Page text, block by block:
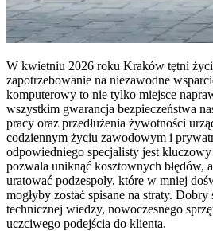
W kwietniu 2026 roku Kraków tętni
zapotrzebowanie na niezawodne
komputerowy to nie tylko miejsce
wszystkim gwarancja bezpieczeństwa
pracy oraz przedłużenia żywotności
codziennym życiu zawodowym i
odpowiedniego specjalisty jest
pozwala uniknąć kosztownych błędów,
uratować podzespoły, które w mniej
mogłyby zostać spisane na straty. Dobry
technicznej wiedzy, nowoczesnego
uczciwego podejścia do klienta.